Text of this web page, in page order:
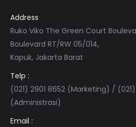
Address
Ruko Viko The Green Court
Boulevard RT/RW 05/014,
Kapuk, Jakarta Barat
Telp :
(021) 2901 8652 (Marketing) /
(Administrasi)
Email :